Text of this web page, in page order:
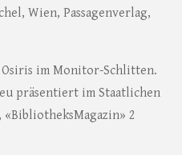
Wien, Passagenverlag,
Osiris im Monitor-Schlitten.
präsentiert im Staatlichen
2